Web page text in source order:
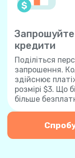
Запрошуйте
кредити
Поділіться
запрошення.
здійснює
розмірі $3. Що
більше